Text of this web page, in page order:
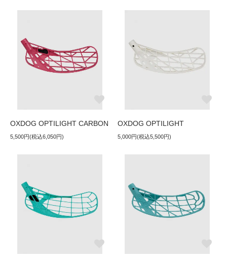
OXDOG OPTILIGHT CARBON
5,500円(税込6,050円)
OXDOG OPTILIGHT
5,000円(税込5,500円)